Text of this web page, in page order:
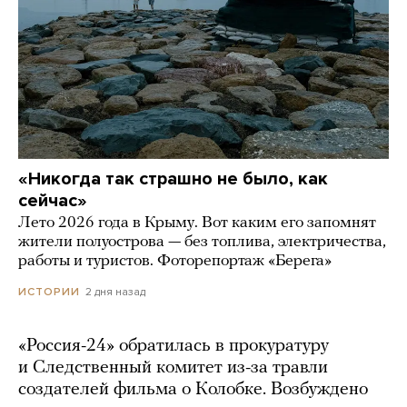
«Никогда так страшно не было, как
сейчас»
Лето 2026 года в Крыму. Вот каким его запомнят
жители полуострова — без топлива, электричества,
работы и туристов. Фоторепортаж «Берега»
ИСТОРИИ 2 дня назад
«Россия-24» обратилась в прокуратуру
и Следственный комитет из-за травли
создателей фильма о Колобке. Возбуждено